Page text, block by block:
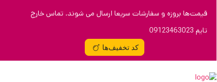
قیمت‌ها بروزه و سفارشات سریعا ارسال می شوند. تماس خارج
تایم 09123463023
کد تخفیف‌ها